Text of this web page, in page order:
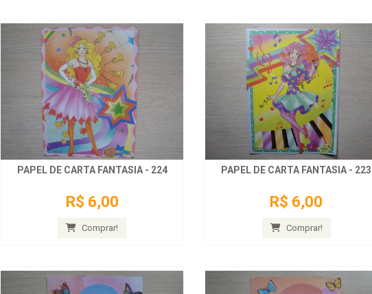
PAPEL DE CARTA FANTASIA - 224
R$ 6,00
Comprar!
PAPEL DE CARTA FANTASIA - 223
R$ 6,00
Comprar!